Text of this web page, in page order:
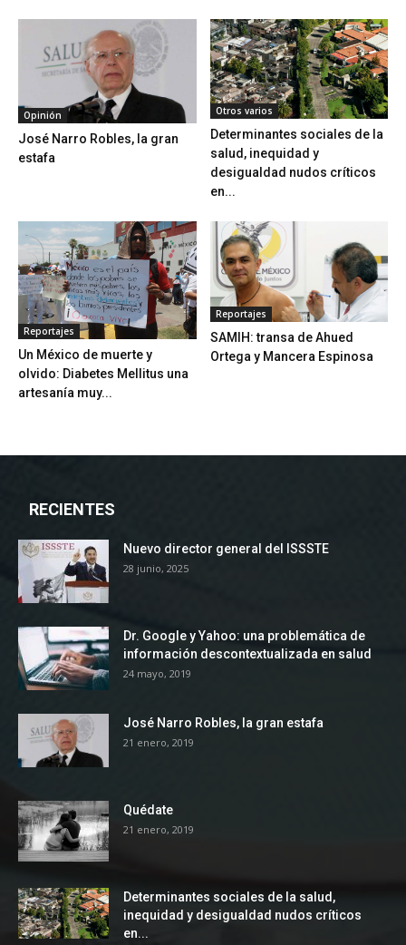
Opinión
José Narro Robles, la gran
estafa
Otros varios
Determinantes sociales de la
salud, inequidad y
desigualdad nudos críticos
en...
Reportajes
Un México de muerte y
olvido: Diabetes Mellitus una
artesanía muy...
Reportajes
SAMIH: transa de Ahued
Ortega y Mancera Espinosa
RECIENTES
Nuevo director general del ISSSTE
28 junio, 2025
Dr. Google y Yahoo: una problemática de
información descontextualizada en salud
24 mayo, 2019
José Narro Robles, la gran estafa
21 enero, 2019
Quédate
21 enero, 2019
Determinantes sociales de la salud,
inequidad y desigualdad nudos críticos
en...